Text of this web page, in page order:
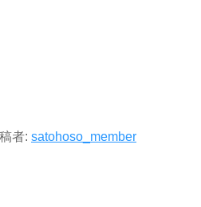
者: satohoso_member